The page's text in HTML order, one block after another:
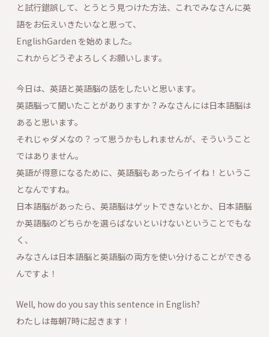
と試行錯誤して、とうとう見つけた方法、これでみなさんに英
語をお伝えいきたいなと思って、
EnglishGarden を始めました。
これからどうぞよろしくお願いします。
今日は、英語と英語脳の話をしたいと思います。
英語脳って聞いたことがありますか？みなさんには日本語脳は
あると思います。
それじゃダメなの？って思うかもしれませんが、そういうこと
ではありません。
英語が得意になるために、英語脳もあったらイイね！というこ
となんですね。
日本語脳があったら、英語脳はゲットできないとか、日本語脳
か英語脳のどちらかを選らばないといけないということでもな
く、
みなさんは日本語脳と英語脳の両方を使い分けることができる
んですよ！
Well, how do you say this sentence in English?
わたしは毎朝7時に起きます！